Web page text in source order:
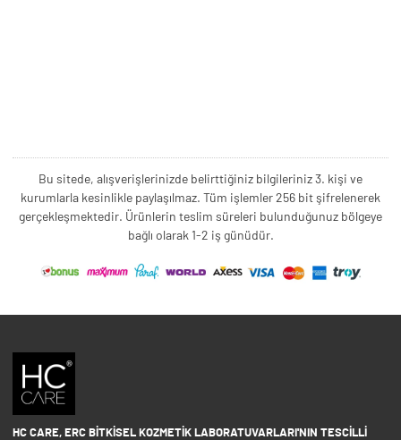
Bu sitede, alışverişlerinizde belirttiğiniz bilgileriniz 3. kişi ve
kurumlarla kesinlikle paylaşılmaz. Tüm işlemler 256 bit şifrelenerek
gerçekleşmektedir. Ürünlerin teslim süreleri bulunduğunuz bölgeye
bağlı olarak 1-2 iş günüdür.
HC CARE, ERC BITKISEL KOZMETIK LABORATUVARLARI'NIN TESCILLI